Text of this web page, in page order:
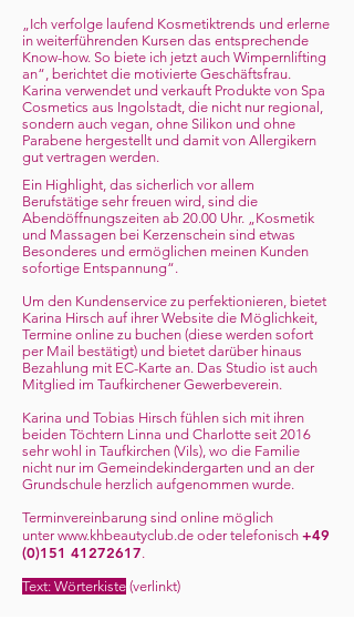
„Ich verfolge laufend Kosmetiktrends und erlerne
in weiterführenden Kursen das entsprechende
Know-how. So biete ich jetzt auch Wimpernlifting
an“, berichtet die motivierte Geschäftsfrau.
Karina verwendet und verkauft Produkte von Spa
Cosmetics aus Ingolstadt, die nicht nur regional,
sondern auch vegan, ohne Silikon und ohne
Parabene hergestellt und damit von Allergikern
gut vertragen werden.
Ein Highlight, das sicherlich vor allem
Berufstätige sehr freuen wird, sind die
Abendöffnungszeiten ab 20.00 Uhr. „Kosmetik
und Massagen bei Kerzenschein sind etwas
Besonderes und ermöglichen meinen Kunden
sofortige Entspannung“.
Um den Kundenservice zu perfektionieren, bietet
Karina Hirsch auf ihrer Website die Möglichkeit,
Termine online zu buchen (diese werden sofort
per Mail bestätigt) und bietet darüber hinaus
Bezahlung mit EC-Karte an. Das Studio ist auch
Mitglied im Taufkirchener Gewerbeverein.
Karina und Tobias Hirsch fühlen sich mit ihren
beiden Töchtern Linna und Charlotte seit 2016
sehr wohl in Taufkirchen (Vils), wo die Familie
nicht nur im Gemeindekindergarten und an der
Grundschule herzlich aufgenommen wurde.
Terminvereinbarung sind online möglich
unterwww.khbeautyclub.de oder telefonisch +49
(0)151 41272617.
Text: Wörterkiste (verlinkt)